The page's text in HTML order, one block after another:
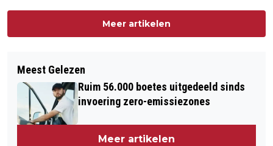
Meer artikelen
Meest Gelezen
Ruim 56.000 boetes uitgedeeld sinds
invoering zero-emissiezones
Meer artikelen